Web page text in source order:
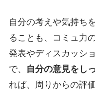
自分の考えや気持ち
ることも、コミュ力
発表やディスカッシ
で、
自分の意見をし
れば、周りからの評